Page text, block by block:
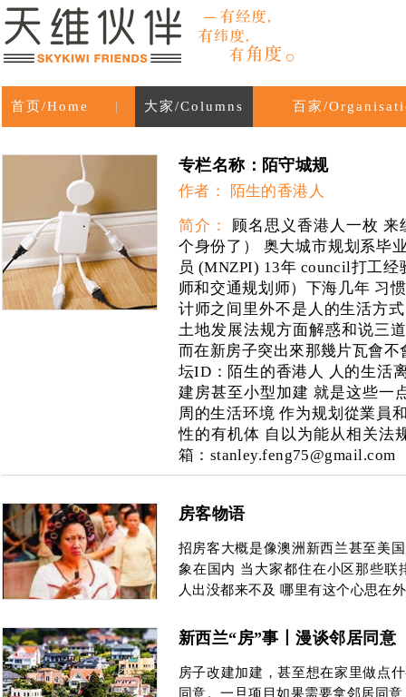
首页/Home | 大家/Columns 百家/
专栏名称：陌守城规
作者： 陌生的香港人
简介：
顾名思义香港人一枚
个身份了） 奥大城市规划系毕
员 (MNZPI) 13年 council打工
师和交通规划师）下海几年 习
计师之间里外不是人的生活方
土地发展法规方面解惑和说三
而在新房子突出來那幾片瓦會
坛ID：陌生的香港人 人的生活
建房甚至小型加建 就是这些一
周的生活环境 作为规划從業員
性的有机体 自以为能从相关法
箱：stanley.feng75@gmail.com
房客物语
招房客大概是像澳洲新西兰甚至美
象在国内 当大家都住在小区那些联
人出没都来不及 哪里有这个心思在
新西兰“房”事丨漫谈邻居同意
房子改建加建，甚至想在家里做点
同意。一旦项目如果需要拿邻居同